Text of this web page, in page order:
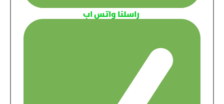
راسلنا واتس اب